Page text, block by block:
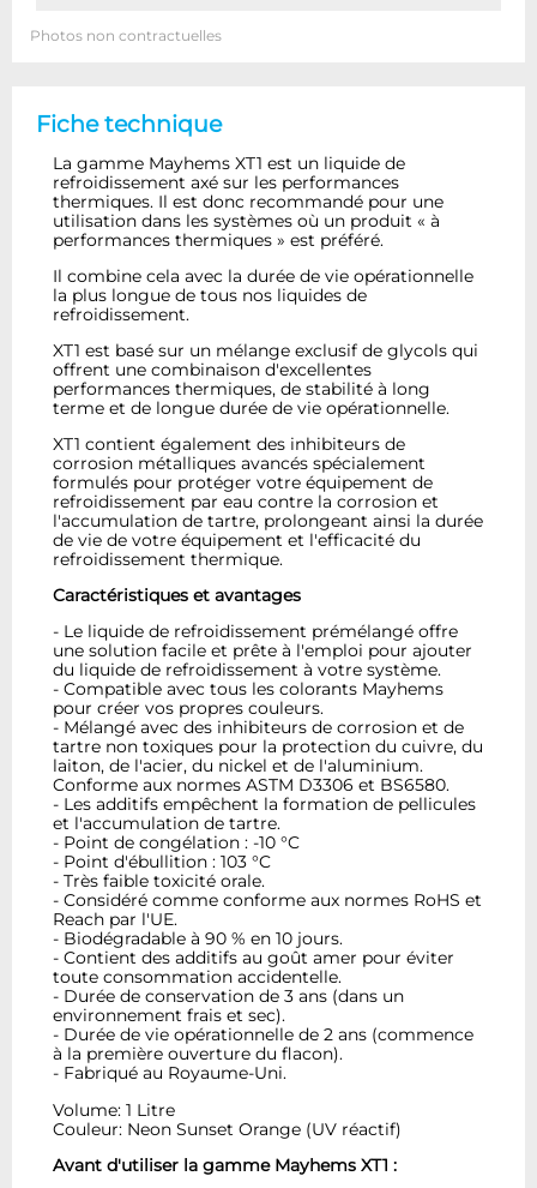
Photos non contractuelles
Fiche technique
La gamme Mayhems XT1 est un liquide de
refroidissement axé sur les performances
thermiques. Il est donc recommandé pour une
utilisation dans les systèmes où un produit « à
performances thermiques » est préféré.
Il combine cela avec la durée de vie opérationnelle
la plus longue de tous nos liquides de
refroidissement.
XT1 est basé sur un mélange exclusif de glycols qui
offrent une combinaison d'excellentes
performances thermiques, de stabilité à long
terme et de longue durée de vie opérationnelle.
XT1 contient également des inhibiteurs de
corrosion métalliques avancés spécialement
formulés pour protéger votre équipement de
refroidissement par eau contre la corrosion et
l'accumulation de tartre, prolongeant ainsi la durée
de vie de votre équipement et l'efficacité du
refroidissement thermique.
Caractéristiques et avantages
- Le liquide de refroidissement prémélangé offre
une solution facile et prête à l'emploi pour ajouter
du liquide de refroidissement à votre système.
- Compatible avec tous les colorants Mayhems
pour créer vos propres couleurs.
- Mélangé avec des inhibiteurs de corrosion et de
tartre non toxiques pour la protection du cuivre, du
laiton, de l'acier, du nickel et de l'aluminium.
Conforme aux normes ASTM D3306 et BS6580.
- Les additifs empêchent la formation de pellicules
et l'accumulation de tartre.
- Point de congélation : -10 °C
- Point d'ébullition : 103 °C
- Très faible toxicité orale.
- Considéré comme conforme aux normes RoHS et
Reach par l'UE.
- Biodégradable à 90 % en 10 jours.
- Contient des additifs au goût amer pour éviter
toute consommation accidentelle.
- Durée de conservation de 3 ans (dans un
environnement frais et sec).
- Durée de vie opérationnelle de 2 ans (commence
à la première ouverture du flacon).
- Fabriqué au Royaume-Uni.
Volume: 1 Litre
Couleur: Neon Sunset Orange (UV réactif)
Avant d'utiliser la gamme Mayhems XT1 :